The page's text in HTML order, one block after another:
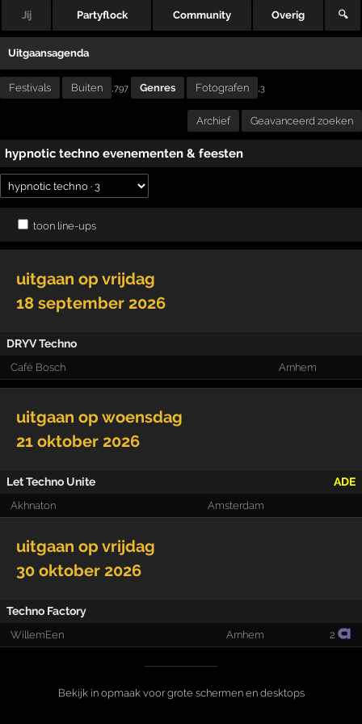
Jij Partyflock Community Overig 🔍
Uitgaansagenda
Festivals Buiten ,797 Genres Fotografen ,3
Archief Geavanceerd zoeken
hypnotic techno evenementen & feesten
toon line-ups
uitgaan op vrijdag
18 september 2026
DRYV Techno
Café Bosch Arnhem
uitgaan op woensdag
21 oktober 2026
Let Techno Unite ADE
Akhnaton Amsterdam
uitgaan op vrijdag
30 oktober 2026
Techno Factory
WillemEen Arnhem 2
Bekijk in opmaak voor grote schermen en desktops